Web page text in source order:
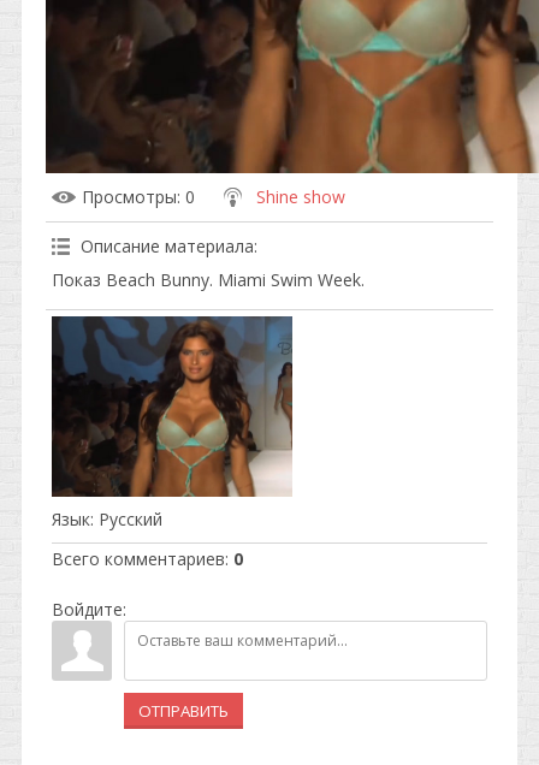
Просмотры: 0 Shine show
Описание материала:
Показ Beach Bunny. Miami Swim Week.
Язык: Русский
Всего комментариев: 0
Войдите:
ОТПРАВИТЬ